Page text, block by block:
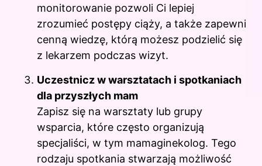
monitorowanie pozwoli Ci lepiej
zrozumieć postępy ciąży, a także zapewni
cenną wiedzę, którą możesz podzielić się
z lekarzem podczas wizyt.
Uczestnicz w warsztatach i spotkaniach
dla przyszłych mam
Zapisz się na warsztaty lub grupy
wsparcia, które często organizują
specjaliści, w tym mamaginekolog. Tego
rodzaju spotkania stwarzają możliwość